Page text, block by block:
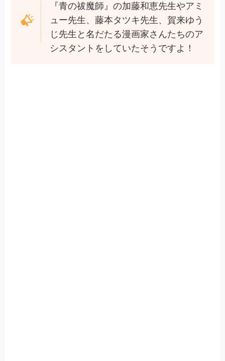
『青の祓魔師』の加藤和恵先生やアミ
ュー先生、藤本タツキ先生、賀来ゆう
じ先生と名だたる漫画家さんたちのア
シスタントをしていたそうですよ！